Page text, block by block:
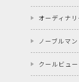
オーディナ
ノーブルマ
クールビュ